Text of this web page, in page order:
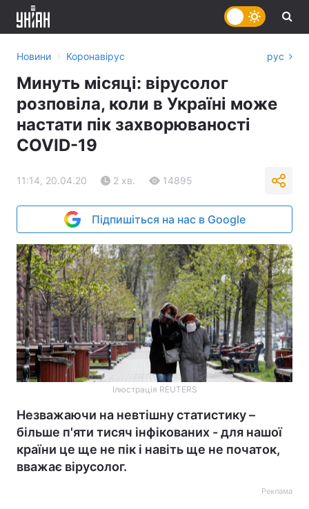
Новини › Коронавірус рус
Минуть місяці: вірусолог
розповіла, коли в Україні може
настати пік захворюваності
COVID-19
11:14, 20.04.20 2 хв. 14895
Підпишіться на нас в Google
Ілюстрація REUTERS
Незважаючи на невтішну статистику –
більше п'яти тисяч інфікованих - для нашої
країни це ще не пік і навіть ще не початок,
вважає вірусолог.
Реклама